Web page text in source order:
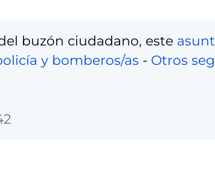
buzón ciudadano, este
y bomberos/as - Otros